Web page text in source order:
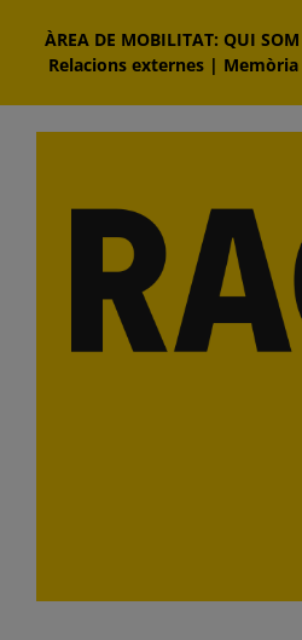
content
ÀREA DE MOBILITAT: QUI SOM
Relacions externes| Memòria